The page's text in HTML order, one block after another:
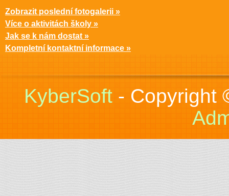
Zobrazit poslední fotogalerii »
Více o aktivitách školy »
Jak se k nám dostat »
Kompletní kontaktní informace »
KyberSoft- Copyright